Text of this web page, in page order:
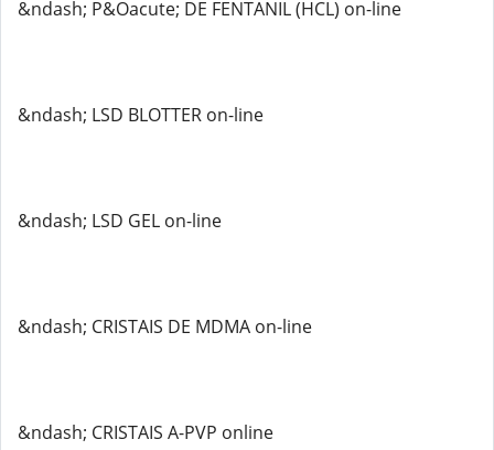
&ndash; P&Oacute; DE FENTANIL (HCL) on-line
&ndash; LSD BLOTTER on-line
&ndash; LSD GEL on-line
&ndash; CRISTAIS DE MDMA on-line
&ndash; CRISTAIS A-PVP online